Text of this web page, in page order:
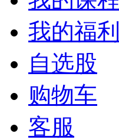
我的福利
自选股
购物车
客服